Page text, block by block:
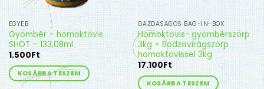
EGYÉB
Gyömbér – homoktövis
SHOT – 133,08ml
1.500Ft
KOSÁRBA TESZEM
GAZDASÁGOS BAG-IN-BOX
Homoktövis- gyömbérszörp
3kg + Bodzavirágszörp
homoktövissel 3kg
17.100Ft
KOSÁRBA TESZEM